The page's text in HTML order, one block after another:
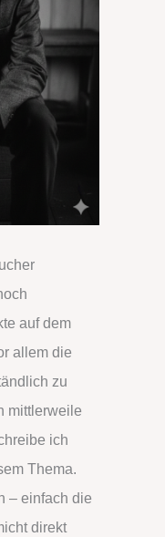
auf dem
allem die
zu
mittlerweile
ich
Thema.
– einfach die
direkt